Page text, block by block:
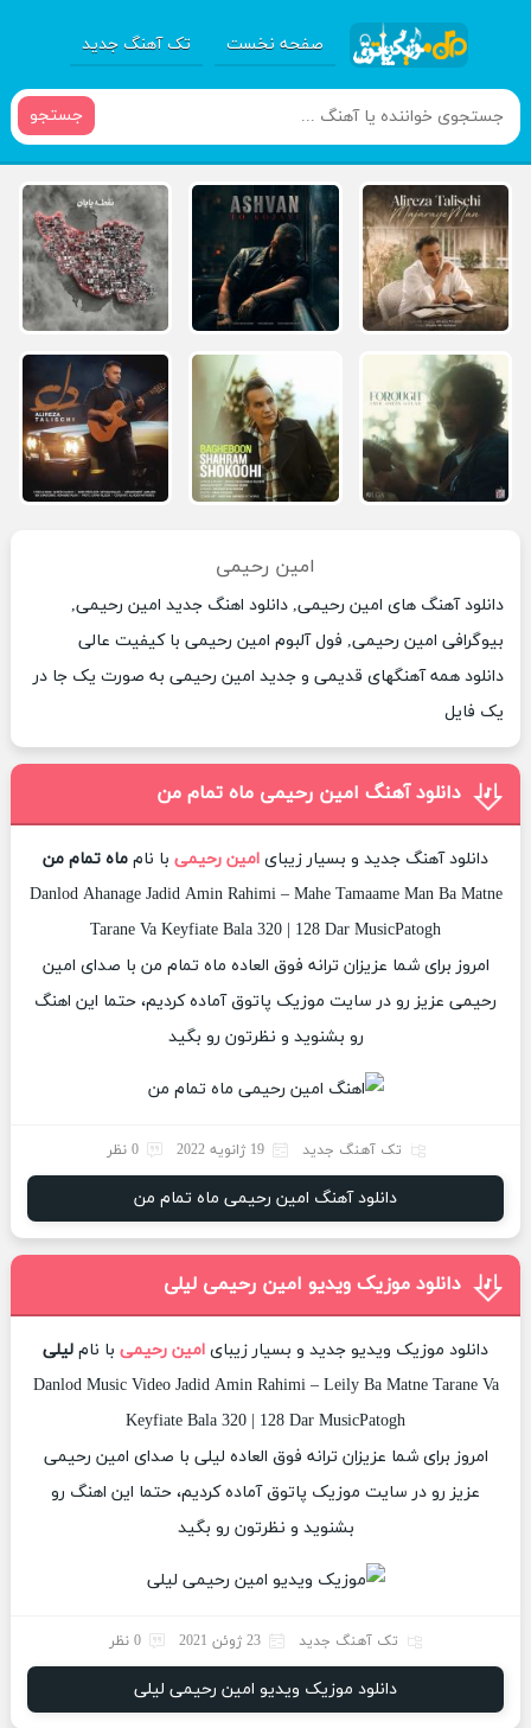
صفحه نخست تک آهنگ جدید
جستجو
امین رحیمی
دانلود آهنگ های امین رحیمی, دانلود اهنگ جدید امین رحیمی,
بیوگرافی امین رحیمی, فول آلبوم امین رحیمی با کیفیت عالی
دانلود همه آهنگهای قدیمی و جدید امین رحیمی به صورت یک جا در
یک فایل
دانلود آهنگ امین رحیمی ماه تمام من
دانلود آهنگ جدید و بسیار زیبای امین رحیمی با نام ماه تمام من
Danlod Ahanage Jadid Amin Rahimi – Mahe Tamaame Man Ba Matne
Tarane Va Keyfiate Bala 320 | 128 Dar MusicPatogh
امروز برای شما عزیزان ترانه فوق العاده ماه تمام من با صدای امین
رحیمی عزیز رو در سایت موزیک پاتوق آماده کردیم، حتما این اهنگ
رو بشنوید و نظرتون رو بگید
تک آهنگ جدید 19 ژانویه 2022 0 نظر
دانلود آهنگ امین رحیمی ماه تمام من
دانلود موزیک ویدیو امین رحیمی لیلی
دانلود موزیک ویدیو جدید و بسیار زیبای امین رحیمی با نام لیلی
Danlod Music Video Jadid Amin Rahimi – Leily Ba Matne Tarane Va
Keyfiate Bala 320 | 128 Dar MusicPatogh
امروز برای شما عزیزان ترانه فوق العاده لیلی با صدای امین رحیمی
عزیز رو در سایت موزیک پاتوق آماده کردیم، حتما این اهنگ رو
بشنوید و نظرتون رو بگید
تک آهنگ جدید 23 ژوئن 2021 0 نظر
دانلود موزیک ویدیو امین رحیمی لیلی